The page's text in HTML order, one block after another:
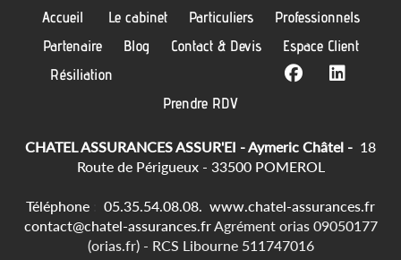
Accueil Le cabinet Particuliers
Professionnels
Partenaire
Blog Contact & Devis
Espace Client
Résiliation
Prendre RDV
CHATEL ASSURANCES ASSUR'EI - Aymeric Châtel - 18
Route de Périgueux - 33500 POMEROL
Téléphone 05.35.54.08.08. www.chatel-assurances.fr
contact@chatel-assurances.frAgrément orias 09050177
(orias.fr) - RCS Libourne 511747016